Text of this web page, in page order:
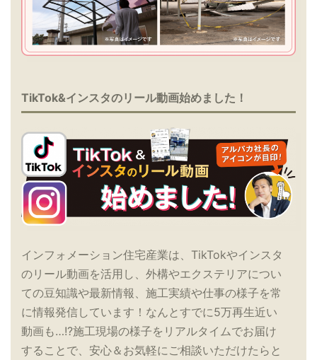
TikTok&インスタのリール動画始めました！
インフォメーション住宅産業は、TikTokやインスタ
のリール動画を活用し、外構やエクステリアについ
ての豆知識や最新情報、施工実績や仕事の様子を常
に情報発信しています！なんとすでに5万再生近い
動画も…!?施工現場の様子をリアルタイムでお届け
することで、安心＆お気軽にご相談いただけたらと